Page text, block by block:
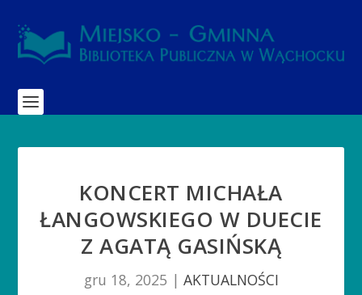
KONCERT MICHAŁA
ŁANGOWSKIEGO W DUECIE
Z AGATĄ GASIŃSKĄ
gru 18, 2025 | AKTUALNOŚCI